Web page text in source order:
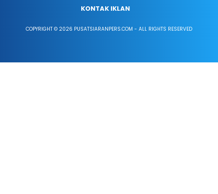
KONTAK IKLAN
COPYRIGHT © 2026 PUSATSIARANPERS.COM - ALL RIGHTS RESERVED